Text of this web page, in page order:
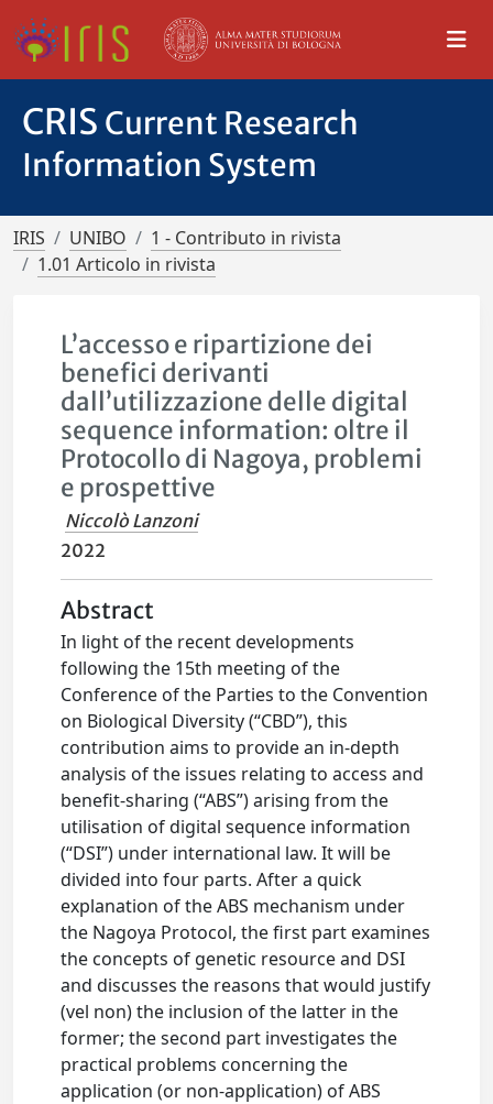
CRIS Current Research
Information System
IRIS UNIBO
1 - Contributo in rivista
1.01 Articolo in rivista
L’accesso e ripartizione dei
benefici derivanti
dall’utilizzazione delle digital
sequence information: oltre il
Protocollo di Nagoya, problemi
e prospettive
Niccolò Lanzoni
2022
Abstract
In light of the recent developments
following the 15th meeting of the
Conference of the Parties to the Convention
on Biological Diversity (“CBD”), this
contribution aims to provide an in-depth
analysis of the issues relating to access and
benefit-sharing (“ABS”) arising from the
utilisation of digital sequence information
(“DSI”) under international law. It will be
divided into four parts. After a quick
explanation of the ABS mechanism under
the Nagoya Protocol, the first part examines
the concepts of genetic resource and DSI
and discusses the reasons that would justify
(vel non) the inclusion of the latter in the
former; the second part investigates the
practical problems concerning the
application (or non-application) of ABS